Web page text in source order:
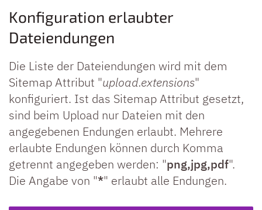
Konfiguration erlaubter
Dateiendungen
Die Liste der Dateiendungen wird mit dem
Sitemap Attribut "upload.extensions"
konfiguriert. Ist das Sitemap Attribut gesetzt,
sind beim Upload nur Dateien mit den
angegebenen Endungen erlaubt. Mehrere
erlaubte Endungen können durch Komma
getrennt angegeben werden: "png,jpg,pdf".
Die Angabe von "*" erlaubt alle Endungen.